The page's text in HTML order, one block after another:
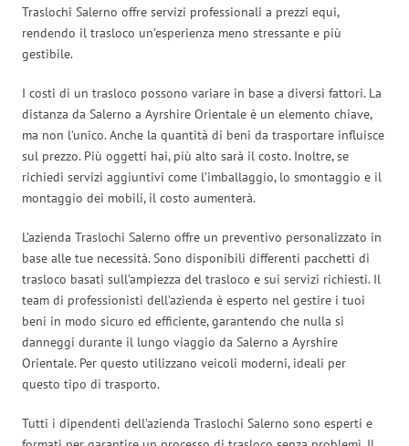
Traslochi Salerno offre servizi professionali a prezzi equi,
rendendo il trasloco un’esperienza meno stressante e più
gestibile.
I costi di un trasloco possono variare in base a diversi fattori. La
distanza da Salerno a Ayrshire Orientale è un elemento chiave,
ma non l’unico. Anche la quantità di beni da trasportare influisce
sul prezzo. Più oggetti hai, più alto sarà il costo. Inoltre, se
richiedi servizi aggiuntivi come l’imballaggio, lo smontaggio e il
montaggio dei mobili, il costo aumenterà.
L’azienda Traslochi Salerno offre un preventivo personalizzato in
base alle tue necessità. Sono disponibili differenti pacchetti di
trasloco basati sull’ampiezza del trasloco e sui servizi richiesti. Il
team di professionisti dell’azienda è esperto nel gestire i tuoi
beni in modo sicuro ed efficiente, garantendo che nulla si
danneggi durante il lungo viaggio da Salerno a Ayrshire
Orientale. Per questo utilizzano veicoli moderni, ideali per
questo tipo di trasporto.
Tutti i dipendenti dell’azienda Traslochi Salerno sono esperti e